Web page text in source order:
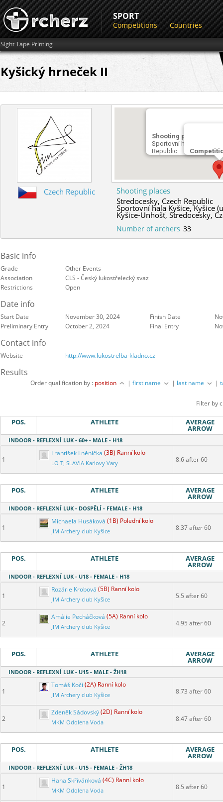
SPORT
Competitions Countries
Sight Tape Printing
Kyšický hrneček II
Shooting place
Sportovní hala Kyšice,
Republic
Czech Republic
Shooting places
Stredocesky, Czech Republic
Sportovní hala Kyšice, Kyšice
Kyšice-Unhošť,Stredocesky,
Number of archers 33
Basic info
Grade
Other Events
Association
CLS - Český lukostřelecký svaz
Restrictions
Open
Date info
Start Date November 30, 2024 Finish Date
Preliminary Entry
October 2, 2024 Final Entry
Contact info
Website http://www.lukostrelba-kladno.cz
Results
Order qualification by : position |first name | last name |
Filter by
POS. ATHLETE AVERAGE
ARROW
INDOOR - REFLEXNÍ LUK - 60+ - MALE - H18
1
František Lněnička (3B) Ranní kolo
LO TJ SLAVIA Karlovy Vary 8.6 after 60
POS. ATHLETE AVERAGE
ARROW
INDOOR - REFLEXNÍ LUK - DOSPĚLÍ - FEMALE - H18
1
Michaela Husáková (1B) Polední kolo
JIM Archery club Kyšice 8.37 after 60
POS. ATHLETE AVERAGE
ARROW
INDOOR - REFLEXNÍ LUK - U18 - FEMALE - H18
1
Rozárie Krobová (5B) Ranní kolo
JIM Archery club Kyšice 5.5 after 60
2
Amálie Pecháčková (5A) Ranní kolo
JIM Archery club Kyšice 4.95 after 60
POS. ATHLETE AVERAGE
ARROW
INDOOR - REFLEXNÍ LUK - U15 - MALE - ŽH18
1
Tomáš Kočí(2A) Ranní kolo
JIM Archery club Kyšice 8.73 after 60
2
Zdeněk Sádovský(2D) Ranní kolo
MKM Odolena Voda 8.47 after 60
POS. ATHLETE AVERAGE
ARROW
INDOOR - REFLEXNÍ LUK - U15 - FEMALE - ŽH18
1
Hana Skřivánková (4C) Ranní kolo
MKM Odolena Voda 8.5 after 60